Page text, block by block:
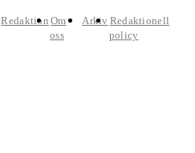
Redaktion Om
oss
Arkiv Redaktionell
policy